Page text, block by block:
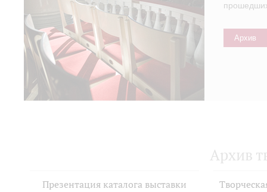
Архив
Архив
Презентация каталога выставки